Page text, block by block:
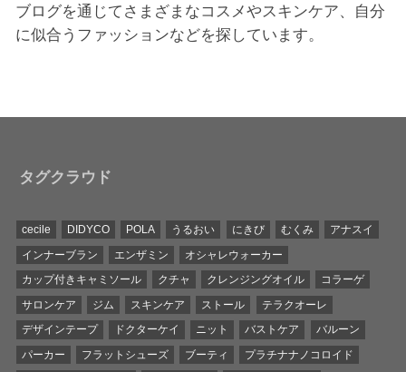
ブログを通じてさまざまなコスメやスキンケア、自分
に似合うファッションなどを探しています。
タグクラウド
cecile DIDYCO POLA うるおい にきび むくみ
アナスイ
インナーブラン
エンザミン
オシャレウォーカー
カップ付きキャミソール
クチャ クレンジングオイル
コラーゲ
サロンケア
ジム スキンケア ストール
テラクオーレ
デザインテープ
ドクターケイ ニット バストケア
バルーン
パーカー
フラットシューズ ブーティ
プラチナナノコロイド